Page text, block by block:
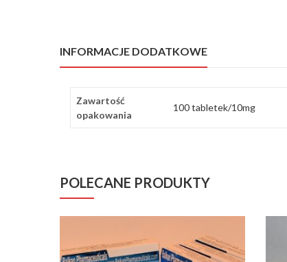
INFORMACJE DODATKOWE
Zawartość
opakowania
100 tabletek/10mg
POLECANE PRODUKTY